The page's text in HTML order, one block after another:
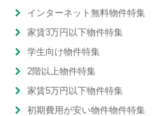
インターネット無料物件特集
家賃3万円以下物件特集
学生向け物件特集
2階以上物件特集
家賃5万円以下物件特集
初期費用が安い物件物件特集